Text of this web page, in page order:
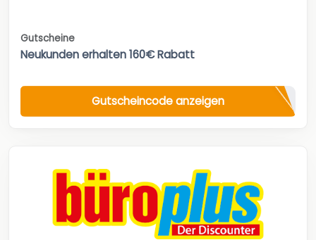
Gutscheine
Neukunden erhalten 160€ Rabatt
Gutscheincode anzeigen